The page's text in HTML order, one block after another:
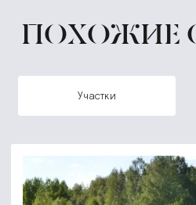
ПОХОЖИЕ
участки